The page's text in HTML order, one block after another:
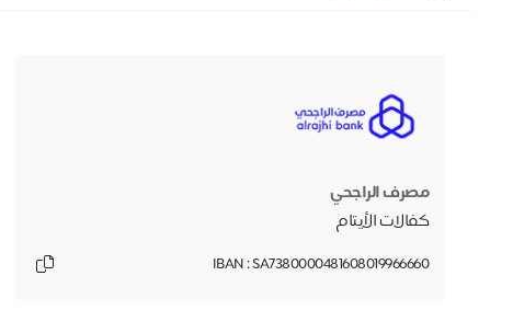
مصرف الراجحي
كفالات الأيتام
IBAN : SA7380000481608019966660